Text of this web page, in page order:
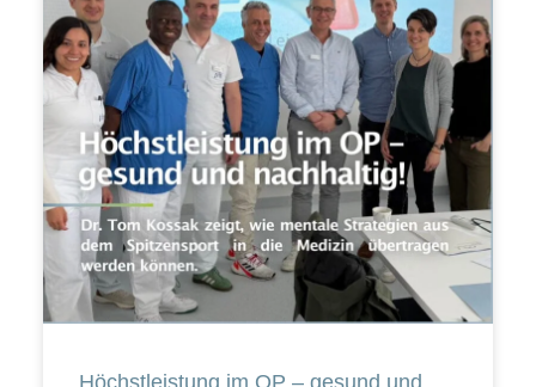
Höchstleistung im OP – gesund und